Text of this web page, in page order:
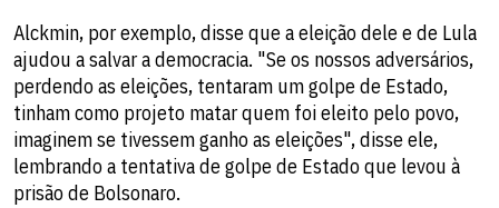
Alckmin, por exemplo, disse que a eleição dele e de Lula
ajudou a salvar a democracia. "Se os nossos adversários,
perdendo as eleições, tentaram um golpe de Estado,
tinham como projeto matar quem foi eleito pelo povo,
imaginem se tivessem ganho as eleições", disse ele,
lembrando a tentativa de golpe de Estado que levou à
prisão de Bolsonaro.